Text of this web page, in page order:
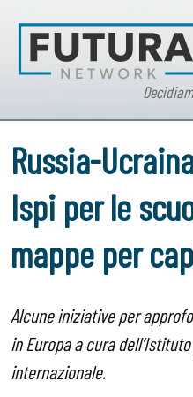
Russia-
Ispi per le
mappe per
Alcune iniziative per
in Europa a cura
internazionale.